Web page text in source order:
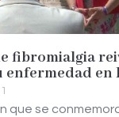
fibromialgia
enfermedad en
que se